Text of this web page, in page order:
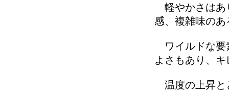
軽やかさはあ
感、複雑味の
ワイルドな要
よさもあり、
温度の上昇と